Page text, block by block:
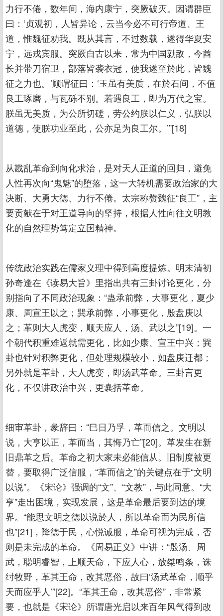
力行不倦，数年间，海内康宁，突厥破灭。因谓群臣
曰：‘贞观初，人皆异论，云当今必不可行帝道、王
道，惟魏征劝我。既从其言，不过数载，遂得华夏安
宁，远戎宾服。突厥自古以来，常为中国勍敌，今酋
长并带刀宿卫，部落皆袭衣冠，使我遂至於此，皆魏
征之力也。’顾谓征曰：‘玉虽有美质，在於石间，不值
良工琢磨，与瓦砾不别。若遇良工，即为万代之宝。
朕虽无美质，为公所切磋，劳公约朕以仁义，弘朕以
道德，使朕功业至此，公亦足为良工尔。’”[18]
从戡乱革命到向化求治，是对天人正道的回归，避免
人性再次向“鬼魅”的堕落，这一大转机需要政治家的大
决断、大勇大德、力行不倦。太宗称赞魏征“良工”，主
要贡献在于对王道导向的坚持，根据人性向往文明教
化的自然理势笃定立国精神。
传统政治实践在儒家义理中得到高度提炼。明末清初
孙奇逢在《读易大旨》里指出共有三卦讨论更化，分
别指向了不同政治现象：“蛊承前弊，大事更化，夏少
康、周宣王以之；巽承前弊，小事更化，殷盘庚以
之；革则大人虎变，顺天应人，汤、武以之”[19]。一
个朝代积重难返就需更化，比如少康、宣王中兴；巽
卦也针对积弊更化，但处理规模较小，如盘庚迁都；
另外就是革卦，大人虎变，即汤武革命。三卦言更
化，不仅讲政治中兴，更囊括革命。
细审革卦，彖辞曰：“巳日乃孚，革而信之。文明以
说，大亨以正，革而当，其悔乃亡”[20]。革发生在新
旧鼎革之后。革命之初大家未必能信从。旧制度被更
替，要取得广泛信服，“革而信之”的关键点在于“文明
以说”。《宋论》强调的“文”、“文教”，与此同意。“大
亨”走出困境，实现发展，这是革命最后要到达的境
界。“能思文明之德以说於人，所以革命而为民所信
也”[21]，降德于民，心悦诚服，革命可视为完成，否
则是未完成的革命。《周易正义》中讲：“殷汤、周
武，聪明睿智，上顺天命，下应人心，放桀鸣条，诛
纣牧野，革其王命，改其恶俗，故曰‘汤武革命，顺乎
天而应乎人’”[22]。“革其王命，改其恶俗”，非常紧
要，也就是《宋论》所谓唐光启以来百年风气得到改